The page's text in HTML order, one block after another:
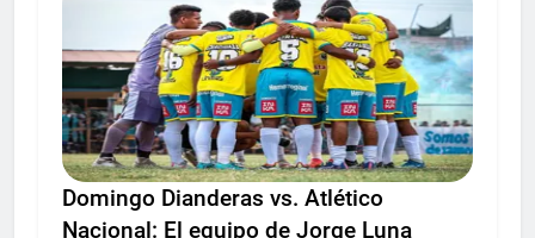
Domingo Dianderas vs. Atlético
Nacional: El equipo de Jorge Luna